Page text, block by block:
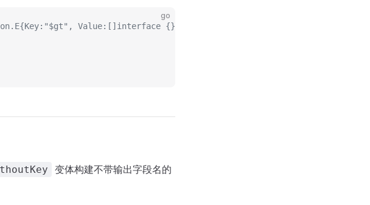
go
Value:[]interface {}{"$age", 18}}}}}
变体构建不带输出字段名的